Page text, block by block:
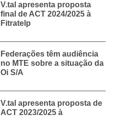
V.tal apresenta proposta
final de ACT 2024/2025 à
Fitratelp
Federações têm audiência
no MTE sobre a situação da
Oi S/A
V.tal apresenta proposta de
ACT 2023/2025 à